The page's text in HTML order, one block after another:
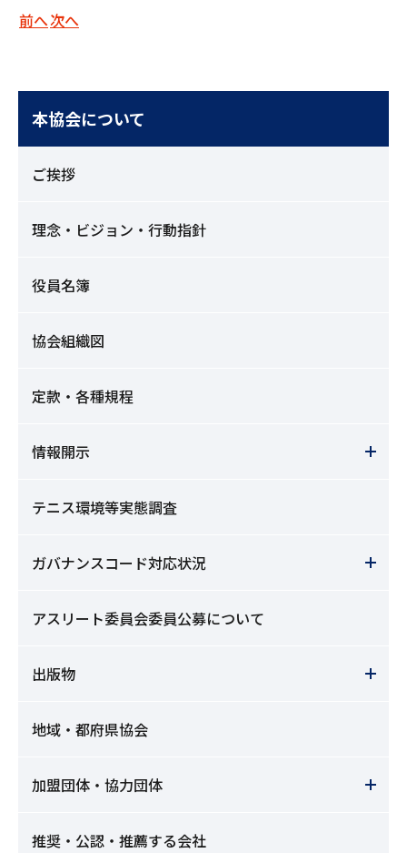
前へ次へ
本協会について
ご挨拶
理念・ビジョン・行動指針
役員名簿
協会組織図
定款・各種規程
情報開示
テニス環境等実態調査
ガバナンスコード対応状況
アスリート委員会委員公募について
出版物
地域・都府県協会
加盟団体・協力団体
推奨・公認・推薦する会社